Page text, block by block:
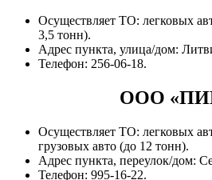
Осуществляет ТО: легковых
3,5 тонн).
Адрес пункта, улица/дом:
Телефон: 256-06-18.
ООО
Осуществляет ТО: легковых
грузовых авто (до 12 тонн).
Адрес пункта, переулок/дом:
Телефон: 995-16-22.